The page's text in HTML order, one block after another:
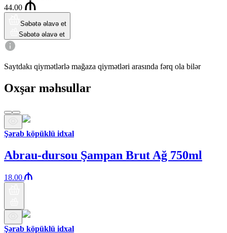
44.00
Səbətə əlavə et
Səbətə əlavə et
Saytdakı qiymətlərlə mağaza qiymətləri arasında fərq ola bilər
Oxşar məhsullar
Şərab köpüklü idxal
Abrau-dursou Şampan Brut Ağ 750ml
18.00
Şərab köpüklü idxal